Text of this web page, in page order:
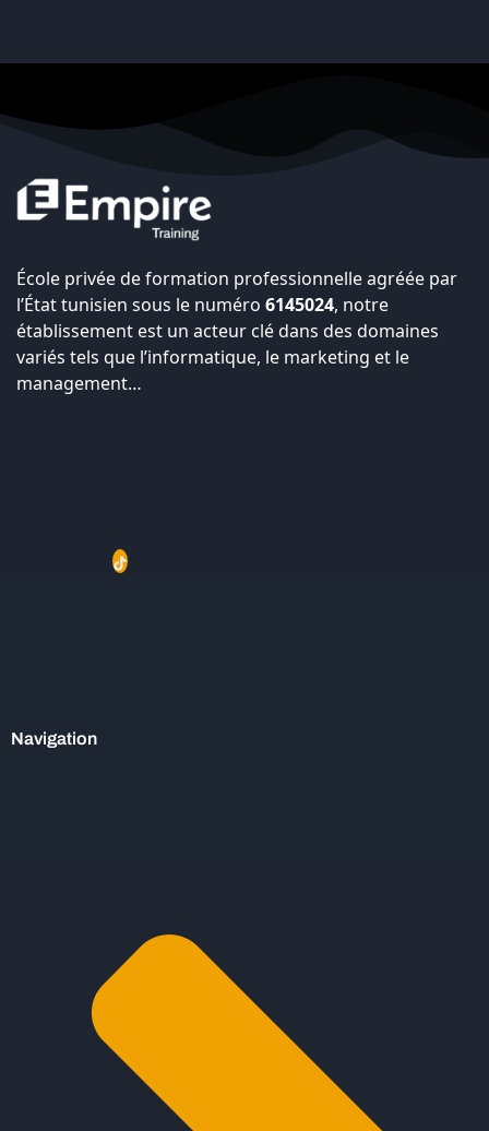
École privée de formation professionnelle agréée par
l’État tunisien sous le numéro 6145024, notre
établissement est un acteur clé dans des domaines
variés tels que l’informatique, le marketing et le
management…
Navigation